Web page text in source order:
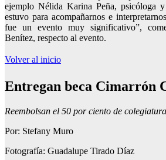
ejemplo Nélida Karina Peña, psicóloga
estuvo para acompañarnos e
fue un evento muy significativo”,
Benítez, respecto al evento.
Volver al inicio
Entregan beca Cimarrón
Reembolsan el 50 por ciento de colegiatura
Por: Stefany Muro
Fotografía: Guadalupe Tirado Díaz